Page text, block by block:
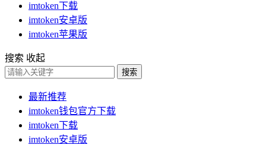
imtoken下载
imtoken安卓版
imtoken苹果版
搜索 收起
搜索
最新推荐
imtoken钱包官方下载
imtoken下载
imtoken安卓版